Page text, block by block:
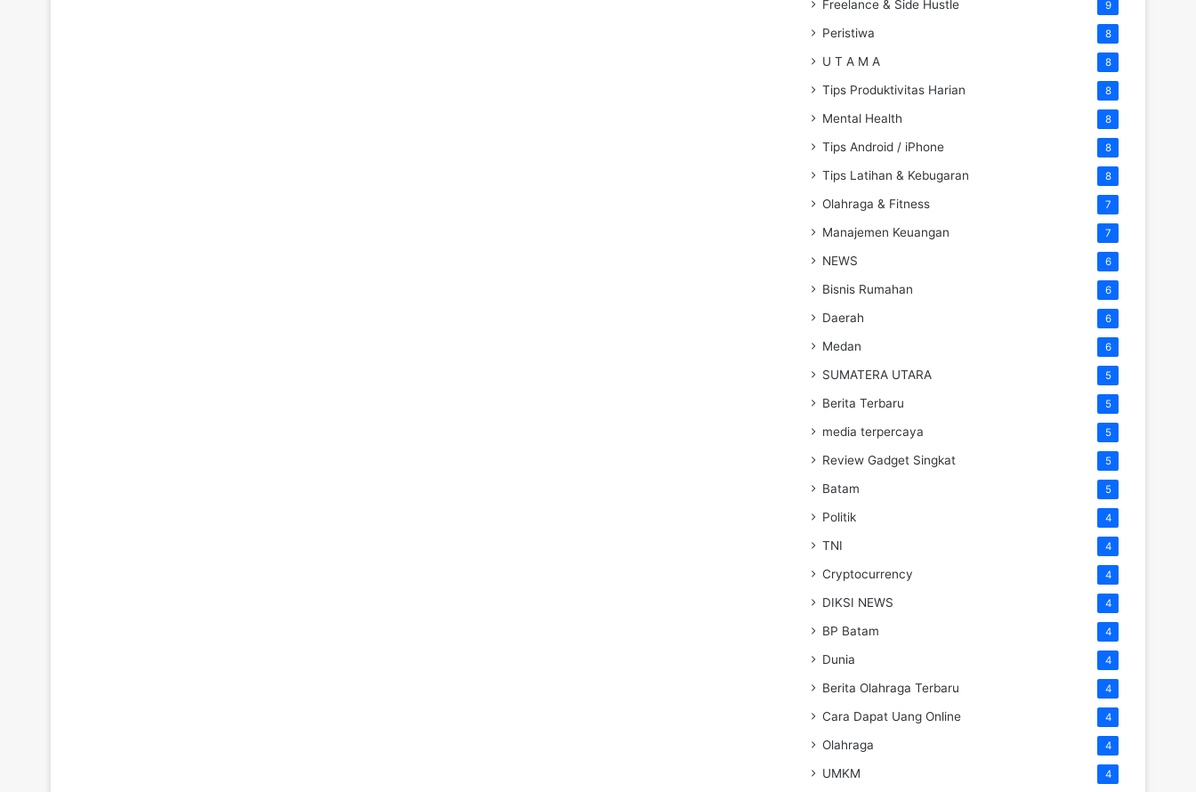
Freelance & Side Hustle 9
Peristiwa 8
U T A M A 8
Tips Produktivitas Harian 8
Mental Health 8
Tips Android / iPhone 8
Tips Latihan & Kebugaran 8
Olahraga & Fitness 7
Manajemen Keuangan 7
NEWS 6
Bisnis Rumahan 6
Daerah 6
Medan 6
SUMATERA UTARA 5
Berita Terbaru 5
media terpercaya 5
Review Gadget Singkat 5
Batam 5
Politik 4
TNI 4
Cryptocurrency 4
DIKSI NEWS 4
BP Batam 4
Dunia 4
Berita Olahraga Terbaru 4
Cara Dapat Uang Online 4
Olahraga 4
UMKM 4